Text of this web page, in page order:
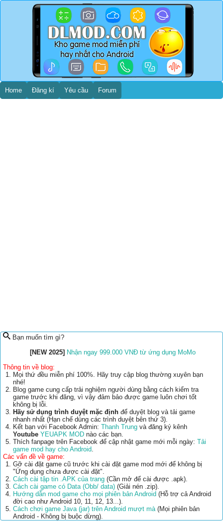
Home Đăng kí Yêu cầu Forum
Bạn muốn tìm gì?
[NEW 2025] Nhận ngay 999.000 VNĐ từ ứng dụng MoMo
Thông tin về blog:
Mọi thứ đều miễn phí 100%. Hãy truy cập blog thường xuyên bạn
nhé!
Blog game cung cấp trải nghiệm người dùng bằng cách kiểm tra
game trước khi đăng, vì vậy đảm bảo được game luôn chơi tốt
không bị lỗi.
Hãy sử dụng trình duyệt mặc định để duyệt blog và tải game
nhanh nhất (Hạn chế dùng các trình duyệt bên thứ 3).
Kết bạn với Facebook Admin: Thanh Trung và đăng ký kênh
Youtube YEUAPK MOD nào các bạn.
Thích fanpage trên Facebook để cập nhật game mới mỗi ngày: Tải
game mod hay cho Android.
Các vấn đề về game:
Gỡ cài đặt game cũ trước khi cài đặt game mod mới để không bị
"Ứng dụng chưa được cài đặt".
Cách cài tập tin .APK của trang (Cần mở để cài được .apk).
Cách cài game có Data (Obb/ data) (Giải nén .zip).
Hướng dẫn mod game cho mọi phiên bản Android (Hỗ trợ cả Android
đời cao như Android 10, 11, 12, 13...).
Cách chơi game Java (jar) trên Android mượt mà(Mọi phiên bản
Android - Không bị buộc dừng).